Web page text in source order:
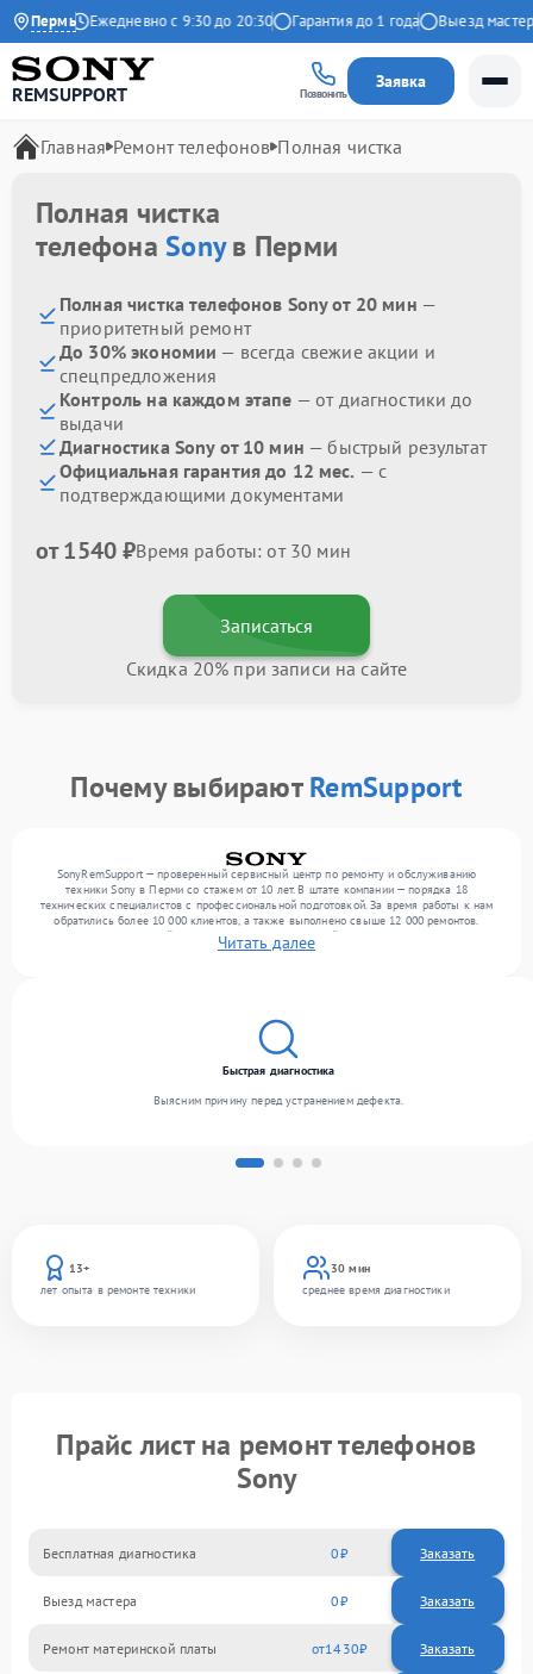
Пермь
Яндекс Ежедневно с 9:30 до 20:30 Гарантия до 1 года Выезд мастера
REMSUPPORT Позвонить
Заявка
Главная Ремонт телефонов Полная чистка
Полная чистка
телефонаSonyв Перми
Полная чистка телефонов Sony от 20 мин —
приоритетный ремонт
До 30% экономии — всегда свежие акции и
спецпредложения
Контроль на каждом этапе — от диагностики до
выдачи
Диагностика Sony от 10 мин — быстрый результат
Официальная гарантия до 12 мес. — с
подтверждающими документами
от 1540 ₽Время работы: от 30 мин
Записаться
Скидка 20% при записи на сайте
Почему выбираютRemSupport
SonyRemSupport — проверенный сервисный центр по ремонту и обслуживанию
техники Sony в Перми со стажем от 10 лет. В штате компании — порядка 18
технических специалистов с профессиональной подготовкой. За время работы к нам
обратились более 10 000 клиентов, а также выполнено свыше 12 000 ремонтов.
Ежемесячно в сервисный центр поступает от 300 устройств, включая , , . Мы работаем
с широким спектром неисправностей и предлагаем стабильный уровень сервиса
Читать далее
13+
лет опыта в ремонте техники
30 мин
среднее время диагностики
Быстрая диагностика
Выясним причину перед устранением дефекта.
Прайс лист на ремонт телефонов
Sony
Бесплатная диагностика 0 Заказать
Выезд мастера 0 Заказать
Ремонт материнской платы 1430